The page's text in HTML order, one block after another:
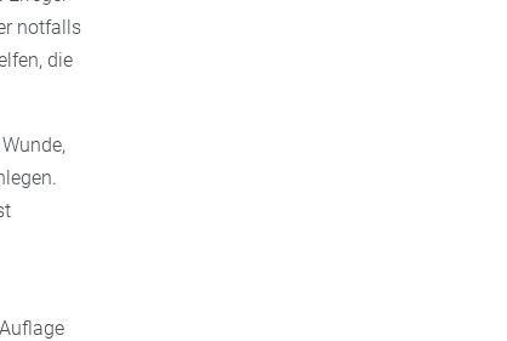
notfalls
die